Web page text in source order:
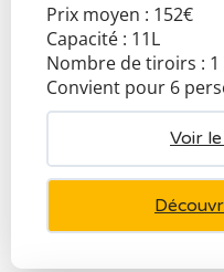
Prix moyen : 152€
Capacité : 11L
Nombre de tiroirs :
Convient pour 6
Voir